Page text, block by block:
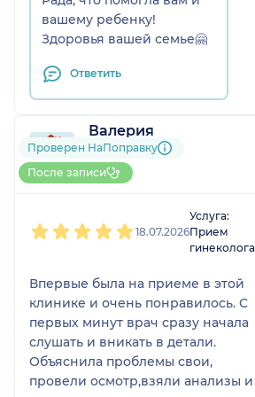
избежать серьезных
последствий, вовремя начать
И знаете, что меня особенно
теперь и моего ребенка! У
сына был хронический
запор, с которым мы
перепробовали кучу средств.
Серафима нашла причину,
назначила щадящую детскую
рекомендации по питанию.
Стул наладился, ребенок
чувствует себя отлично! Она
умеет разговаривать с
детьми, не пугает их, все
объясняет на понятном
вашему ребенку!
Здоровья вашей семье🤗
Ответить
Валерия
1 отзыв
До 5 записей через
НаПоправку
Проверен НаПоправку
После записи
18.07.2026
Услуга:
Прием
гинеколога
Впервые была на приеме в этой
клинике и очень понравилось. С
первых минут врач сразу начала
слушать и вникать в детали.
Объяснила проблемы свои,
провели осмотр,взяли анализы и